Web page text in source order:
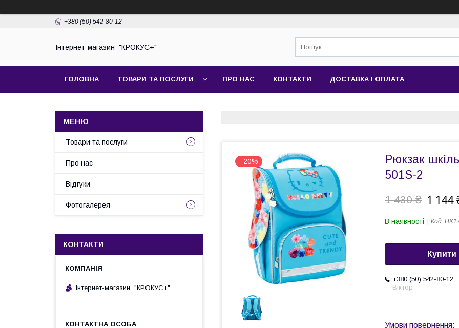
+380 (50) 542-80-12
Інтернет-магазин "КРОКУС+"
ГОЛОВНА ТОВАРИ ТА ПОСЛУГИ ПРО НАС КОНТАКТИ ДОСТАВКА І ОПЛАТА
–20%
Рюкзак
501S-2
1 430 ₴ 1 144
В наявності Код:
Купити
+380 (50) 542-80-12
Віктор
Товари та послуги
Про нас
Відгуки
Фотогалерея
КОНТАКТИ
Інтернет-магазин "КРОКУС+"